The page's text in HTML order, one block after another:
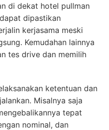
di dekat hotel pullman
dipastikan
kerjasama meski
Kemudahan lainnya
tes drive dan memilih
ketentuan dan
Misalnya saja
tepat
nominal, dan